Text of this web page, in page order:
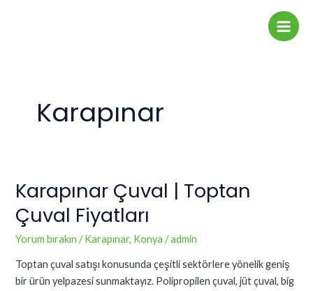
Main
Karapınar
Karapınar Çuval | Toptan
Çuval Fiyatları
Yorum bırakın /Karapınar, Konya /admin
Toptan çuval satışı konusunda çeşitli sektörlere yönelik geniş
bir ürün yelpazesi sunmaktayız. Polipropilen çuval, jüt çuval, big
Karapınar
|
Toptan
Fiyatları